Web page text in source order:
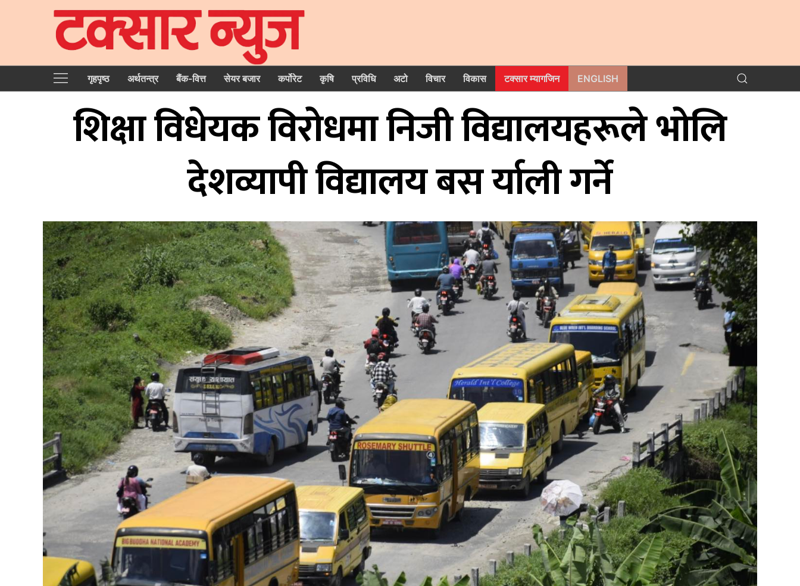
गृहपृष्‍ठ अर्थतन्त्र बैंक-वित्त सेयर बजार कर्पोरेट कृषि प्रविधि अटो विचार विकास टक्सार म्यागजिन ENGLISH
शिक्षा विधेयक विरोधमा निजी विद्यालयहरूले भोलि
देशव्यापी विद्यालय बस र्याली गर्ने